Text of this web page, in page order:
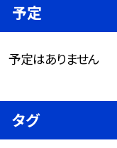
予定
予定はありません
タグ